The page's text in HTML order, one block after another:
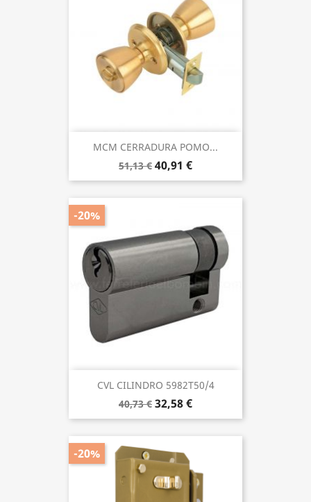
MCM CERRADURA POMO...
51,13 € 40,91 €
CVL CILINDRO 5982T50/4
40,73 € 32,58 €
-20%
-20%